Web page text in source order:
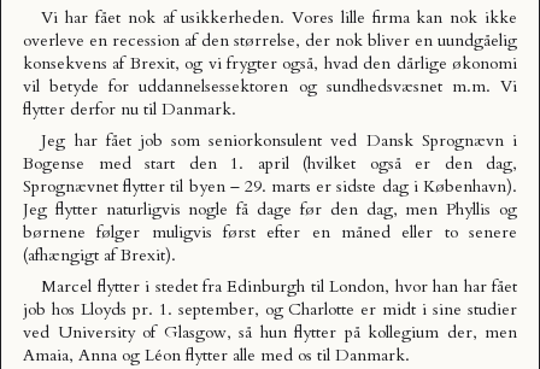
Vi har fået nok af usikkerheden. Vores lille firma kan nok ikke
overleve en recession af den størrelse, der nok bliver en uundgåelig
konsekvens af Brexit, og vi frygter også, hvad den dårlige økonomi
vil betyde for uddannelsessektoren og sundhedsvæsnet m.m. Vi
flytter derfor nu til Danmark.
Jeg har fået job som seniorkonsulent ved Dansk Sprognævn i
Bogense med start den 1. april (hvilket også er den dag,
Sprognævnet flytter til byen – 29. marts er sidste dag i København).
Jeg flytter naturligvis nogle få dage før den dag, men Phyllis og
børnene følger muligvis først efter en måned eller to senere
(afhængigt af Brexit).
Marcel flytter i stedet fra Edinburgh til London, hvor han har fået
job hos Lloyds pr. 1. september, og Charlotte er midt i sine studier
ved University of Glasgow, så hun flytter på kollegium der, men
Amaia, Anna og Léon flytter alle med os til Danmark.